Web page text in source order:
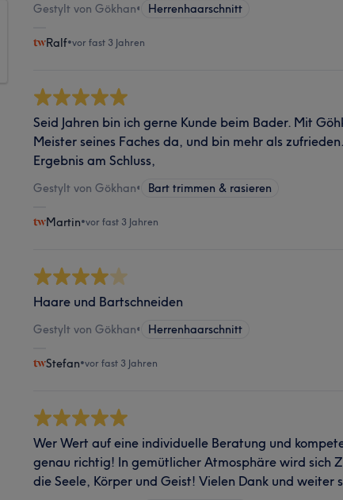
Gestylt von Gökhan• Herrenhaarschnitt
Ralf•vor fast 3 Jahren
Seid Jahren bin ich gerne Kunde beim Bader. Mit
Meister seines Faches da, und bin mehr als
Ergebnis am Schluss,
Gestylt von Gökhan• Bart trimmen & rasieren
Martin•vor fast 3 Jahren
Haare und Bartschneiden
Gestylt von Gökhan• Herrenhaarschnitt
Stefan•vor fast 3 Jahren
Wer Wert auf eine individuelle Beratung und
genau richtig! In gemütlicher Atmosphäre wird sich
die Seele, Körper und Geist! Vielen Dank und weiter